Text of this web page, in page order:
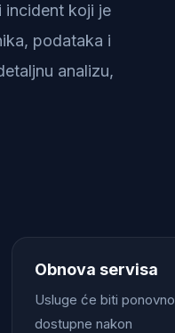
incident koji je
podataka i
analizu,
Obnova servisa
Usluge će biti ponovno
dostupne nakon